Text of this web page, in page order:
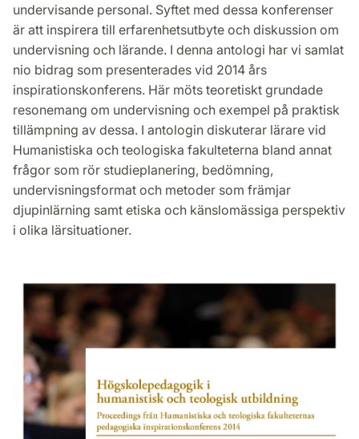
undervisande personal. Syftet med dessa konferenser
är att inspirera till erfarenhetsutbyte och diskussion om
undervisning och lärande. I denna antologi har vi samlat
nio bidrag som presenterades vid 2014 års
inspirationskonferens. Här möts teoretiskt grundade
resonemang om undervisning och exempel på praktisk
tillämpning av dessa. I antologin diskuterar lärare vid
Humanistiska och teologiska fakulteterna bland annat
frågor som rör studieplanering, bedömning,
undervisningsformat och metoder som främjar
djupinlärning samt etiska och känslomässiga perspektiv
i olika lärsituationer.